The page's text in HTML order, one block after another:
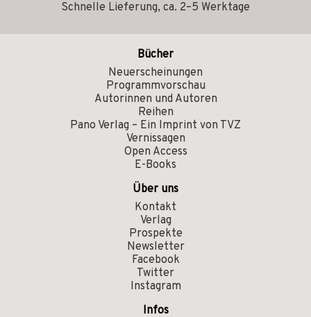
Schnelle Lieferung, ca. 2–5 Werktage
Bücher
Neuerscheinungen
Programmvorschau
Autorinnen und Autoren
Reihen
Pano Verlag – Ein Imprint von TVZ
Vernissagen
Open Access
E-Books
Über uns
Kontakt
Verlag
Prospekte
Newsletter
Facebook
Twitter
Instagram
Infos